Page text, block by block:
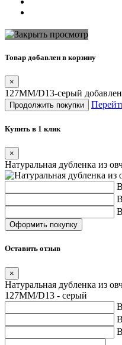
Товар добавлен в корзину
×
127MM/D13-серый
Продолжить покупки
Купить в 1 клик
×
Натуральная дубленка из
Оставить отзыв
×
Натуральная дубленка из
127MM/D13 - серый